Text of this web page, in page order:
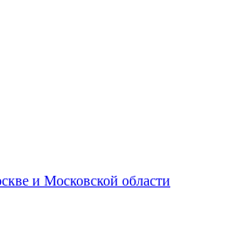
и Московской области